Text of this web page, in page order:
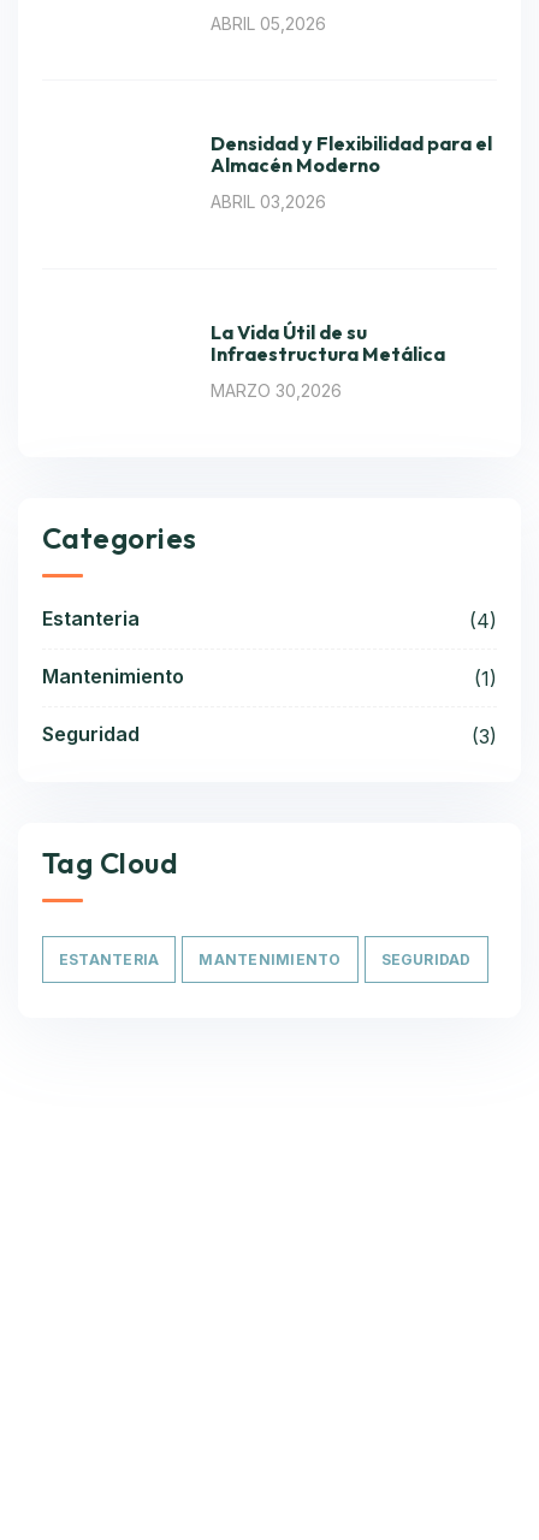
ABRIL 05,2026
Densidad y Flexibilidad para el
Almacén Moderno
ABRIL 03,2026
La Vida Útil de su
Infraestructura Metálica
MARZO 30,2026
Categories
Estanteria (4)
Mantenimiento (1)
Seguridad (3)
Tag Cloud
ESTANTERIA MANTENIMIENTO SEGURIDAD